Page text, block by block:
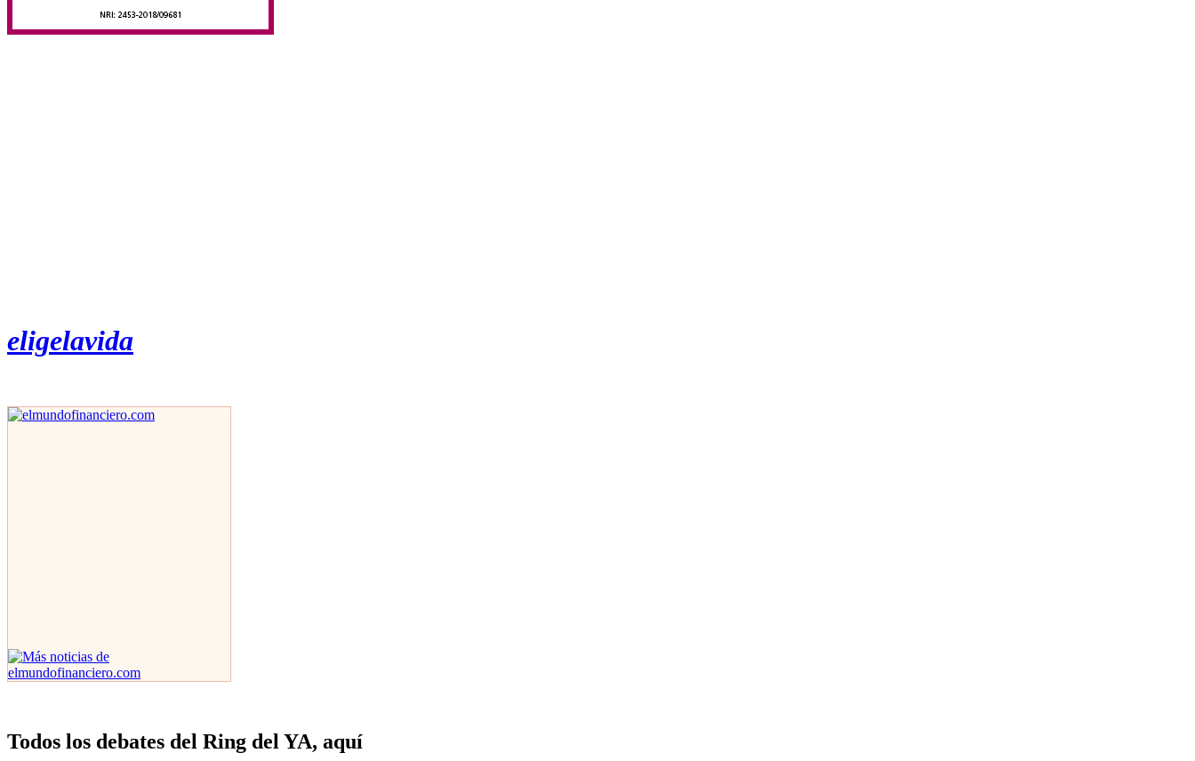
eligelavida
Todos los debates del Ring del YA, aquí